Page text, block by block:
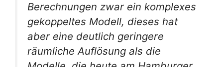
Berechnungen zwar ein komplexes
gekoppeltes Modell, dieses hat
aber eine deutlich geringere
räumliche Auflösung als die